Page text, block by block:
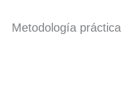
Metodología práctica